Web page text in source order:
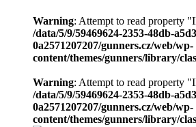
Warning: Attempt to read property
/data/5/9/59469624-2353-48db-
0a2571207207/gunners.cz/web/wp-
content/themes/gunners/library/
Warning: Attempt to read property
/data/5/9/59469624-2353-48db-
0a2571207207/gunners.cz/web/wp-
content/themes/gunners/library/